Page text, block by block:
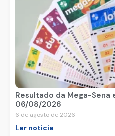
Resultado da Mega-Sena
06/08/2026
6 de agosto de 2026
Ler noticia